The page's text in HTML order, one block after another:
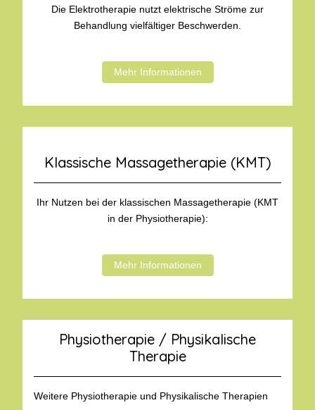
Die Elektrotherapie nutzt elektrische Ströme zur
Behandlung vielfältiger Beschwerden.
Mehr Informationen
Klassische Massagetherapie (KMT)
Ihr Nutzen bei der klassischen Massagetherapie (KMT
in der Physiotherapie):
Mehr Informationen
Physiotherapie / Physikalische
Therapie
Weitere Physiotherapie und Physikalische Therapien